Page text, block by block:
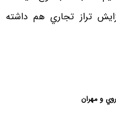
تراز تجاري هم داشته
و مهران